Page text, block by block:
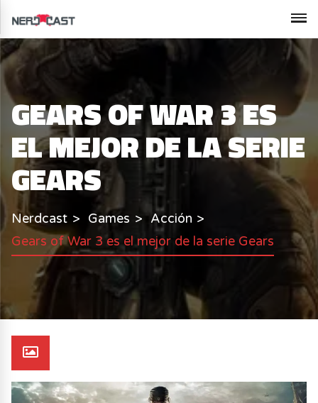
GEARS OF WAR 3 ES
EL MEJOR DE LA SERIE
GEARS
Nerdcast Games
Acción
Gears of War 3 es el mejor de la serie Gears